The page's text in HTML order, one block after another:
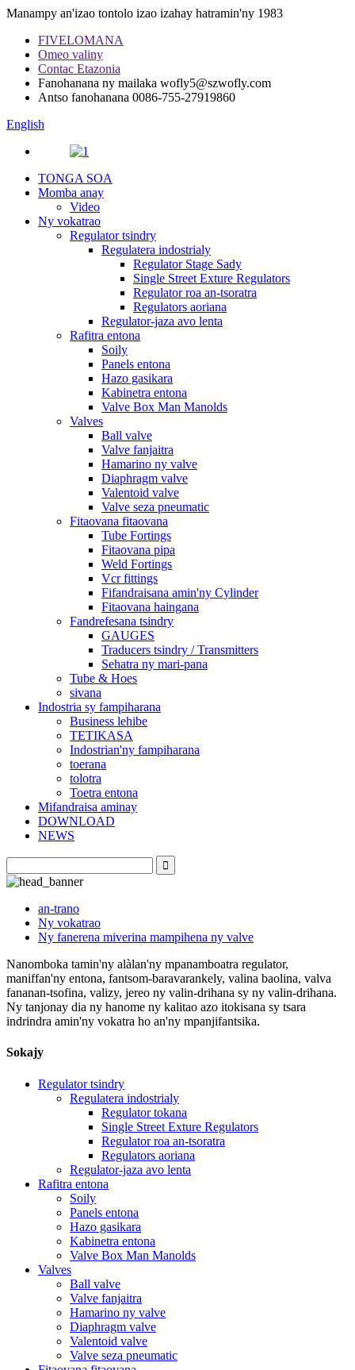
Manampy an'izao tontolo izao izahay hatramin'ny 1983
FIVELOMANA
Omeo valiny
Contac Etazonia
Fanohanana ny mailaka wofly5@szwofly.com
Antso fanohanana 0086-755-27919860
English
TONGA SOA
Momba anay
Video
Ny vokatrao
Regulator tsindry
Regulatera indostrialy
Regulator Stage Sady
Single Street Exture Regulators
Regulator roa an-tsoratra
Regulators aoriana
Regulator-jaza avo lenta
Rafitra entona
Soily
Panels entona
Hazo gasikara
Kabinetra entona
Valve Box Man Manolds
Valves
Ball valve
Valve fanjaitra
Hamarino ny valve
Diaphragm valve
Valentoid valve
Valve seza pneumatic
Fitaovana fitaovana
Tube Fortings
Fitaovana pipa
Weld Fortings
Vcr fittings
Fifandraisana amin'ny Cylinder
Fitaovana haingana
Fandrefesana tsindry
GAUGES
Traducers tsindry / Transmitters
Sehatra ny mari-pana
Tube & Hoes
sivana
Indostria sy fampiharana
Business lehibe
TETIKASA
Indostrian'ny fampiharana
toerana
tolotra
Toetra entona
Mifandraisa aminay
DOWNLOAD
NEWS
an-trano
Ny vokatrao
Ny fanerena miverina mampihena ny valve
Nanomboka tamin'ny alàlan'ny mpanamboatra regulator,
maniffan'ny entona, fantsom-baravarankely, valina baolina, valva
fananan-tsofina, valizy, jereo ny valin-drihana sy ny valin-drihana.
Ny tanjonay dia ny hanome ny kalitao azo itokisana sy tsara
indrindra amin'ny vokatra ho an'ny mpanjifantsika.
Sokajy
Regulator tsindry
Regulatera indostrialy
Regulator tokana
Single Street Exture Regulators
Regulator roa an-tsoratra
Regulators aoriana
Regulator-jaza avo lenta
Rafitra entona
Soily
Panels entona
Hazo gasikara
Kabinetra entona
Valve Box Man Manolds
Valves
Ball valve
Valve fanjaitra
Hamarino ny valve
Diaphragm valve
Valentoid valve
Valve seza pneumatic